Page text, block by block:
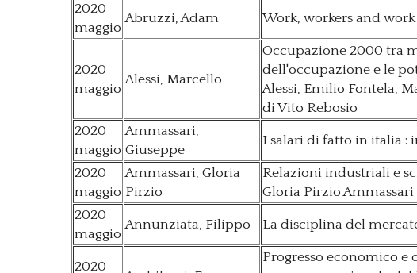
2020
maggio
Abruzzi, Adam Work, workers and
2020
maggio
Alessi, Marcello
Occupazione 2000 tra
dell'occupazione e le
Alessi, Emilio Fontela,
di Vito Rebosio
2020
maggio
Ammassari,
Giuseppe
I salari di fatto in italia :
2020
maggio
Ammassari, Gloria
Pirzio
Relazioni industriali e
Gloria Pirzio Ammassari
2020
maggio
Annunziata, Filippo La disciplina del
2020
Progresso economico